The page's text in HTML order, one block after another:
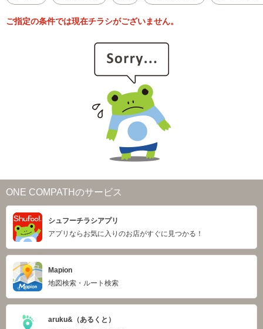
ご指定の条件では現在チラシがございません。
ONE COMPATHのサービス
シュフーチラシアプリ
アプリならお気に入りのお店がすぐに見つかる！
Mapion
地図検索・ルート検索
aruku&（あるくと）